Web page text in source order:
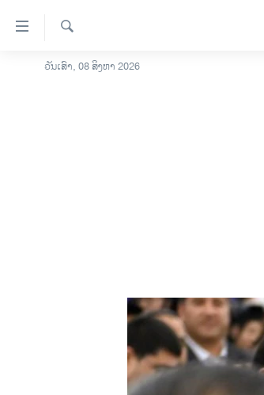
ລິ້ງ
ສຳຫລັບ
ໂຮມເພຈ
ວິທະຍາສາດ-ເທັກໂນໂລຈີ
ຄົ້ນຫາ
ວັນເສົາ, 08 ສິງຫາ 2026